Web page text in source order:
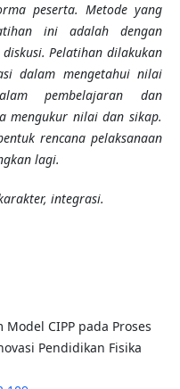
peserta. Metode yang
ini adalah dengan
diskusi.Pelatihan dilakukan
dalam mengetahui nilai
pembelajaran dan
mengukur nilai dan sikap.
rencana pelaksanaan
lagi.
, integrasi.
Model CIPP pada Proses
Pendidikan Fisika